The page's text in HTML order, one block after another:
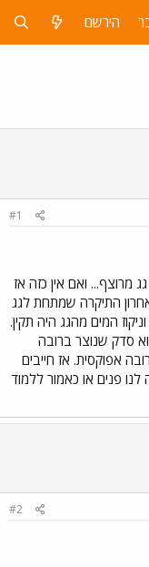
הירשם
#1
מרוצף... ואם אין כזה אז
התיקרה שמתחת לגג
המים מהגג היה תקין.
סדק שנוצר ברובה
אפוקסית. אז חייבים
פנים או כאמור ללמוד
#2